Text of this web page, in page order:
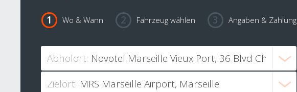
Wo & Wann Fahrzeug wählen Angaben & Zahlung
Abholort:
Zielort: